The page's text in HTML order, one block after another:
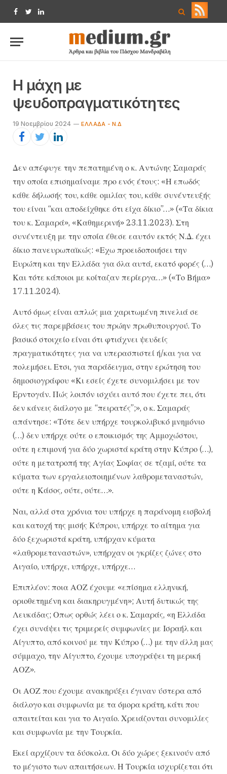
Facebook
TwitterLinkedIn
Η μάχη με
ψευδοπραγματικότητες
19 Νοεμβρίου 2024 ΕΛΛΆΔΑ - Ν.Δ
Δεν απέφυγε την πεπατημένη ο κ. Αντώνης Σαμαράς
την οποία επισημαίναμε προ ενός έτους: «Η επωδός
κάθε δήλωσής του, κάθε ομιλίας του, κάθε συνέντευξής
του είναι “και αποδείχθηκε ότι είχα δίκιο”…» («Τα δίκια
του κ. Σαμαρά», «Καθημερινή» 23.11.2023). Στη
συνέντευξη με την οποία έθεσε εαυτόν εκτός Ν.Δ. έχει
δίκιο πανευρωπαϊκώς: «Εχω προειδοποιήσει την
Ευρώπη και την Ελλάδα για όλα αυτά, εκατό φορές (…)
Και τότε κάποιοι με κοίταζαν περίεργα…» («Το Βήμα»
17.11.2024).
Αυτό όμως είναι απλώς μια χαριτωμένη πινελιά σε
όλες τις παρεμβάσεις του πρώην πρωθυπουργού. Το
βασικό στοιχείο είναι ότι φτιάχνει ψευδείς
πραγματικότητες για να υπερασπιστεί ή/και για να
πολεμήσει. Ετσι, για παράδειγμα, στην ερώτηση του
δημοσιογράφου «Κι εσείς έχετε συνομιλήσει με τον
Ερντογάν. Πώς λοιπόν ισχύει αυτό που έχετε πει, ότι
δεν κάνεις διάλογο με “πειρατές”;», ο κ. Σαμαράς
απάντησε: «Τότε δεν υπήρχε τουρκολιβυκό μνημόνιο
(…) δεν υπήρχε ούτε ο εποικισμός της Αμμοχώστου,
ούτε η επιμονή για δύο χωριστά κράτη στην Κύπρο (…),
ούτε η μετατροπή της Αγίας Σοφίας σε τζαμί, ούτε τα
κύματα των εργαλειοποιημένων λαθρομεταναστών,
ούτε η Κάσος, ούτε, ούτε…».
Ναι, αλλά στα χρόνια του υπήρχε η παράνομη εισβολή
και κατοχή της μισής Κύπρου, υπήρχε το αίτημα για
δύο ξεχωριστά κράτη, υπήρχαν κύματα
«λαθρομεταναστών», υπήρχαν οι γκρίζες ζώνες στο
Αιγαίο, υπήρχε, υπήρχε, υπήρχε…
Επιπλέον: ποια ΑΟΖ έχουμε «επίσημα ελληνική,
οριοθετημένη και διακηρυγμένη»; Αυτή δυτικώς της
Λευκάδας; Οπως ορθώς λέει ο κ. Σαμαράς, «η Ελλάδα
έχει συνάψει τις τριμερείς συμφωνίες με Ισραήλ και
Αίγυπτο, από κοινού με την Κύπρο (…) με την άλλη μας
σύμμαχο, την Αίγυπτο, έχουμε υπογράψει τη μερική
ΑΟΖ».
Οι ΑΟΖ που έχουμε ανακηρύξει έγιναν ύστερα από
διάλογο και συμφωνία με τα όμορα κράτη, κάτι που
απαιτείται και για το Αιγαίο. Χρειάζονται συνομιλίες
και συμφωνία με την Τουρκία.
Εκεί αρχίζουν τα δύσκολα. Οι δύο χώρες ξεκινούν από
το μέγιστο των απαιτήσεων. Η Τουρκία ισχυρίζεται ότι